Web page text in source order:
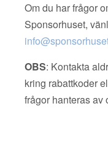
Om du har frågor
Sponsorhuset,
OBS: Kontakta
kring rabattkoder
frågor hanteras av